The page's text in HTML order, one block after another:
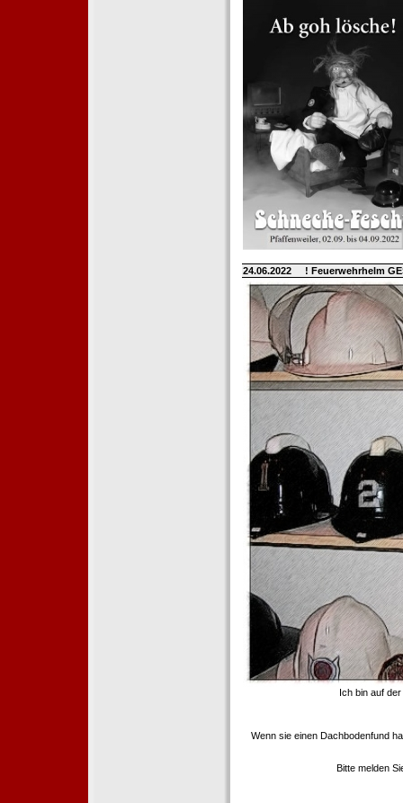
24.06.2022 ! Feuerwehrhelm
Ich bin auf
Wenn sie einen Dachbodenfund
Bitte melden